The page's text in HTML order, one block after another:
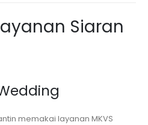
Siaran
memakai layanan MKVS